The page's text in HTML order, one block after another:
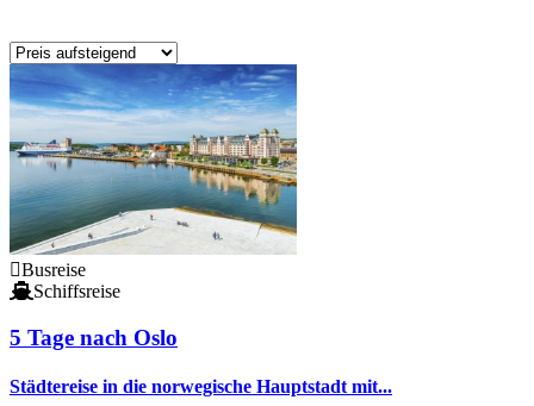
Busreise
Schiffsreise
5 Tage nach Oslo
Städtereise in die norwegische Hauptstadt mit...